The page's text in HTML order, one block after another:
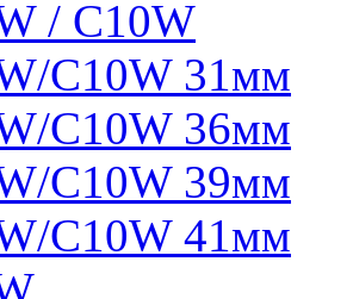
/ C10W
C10W 31мм
C10W 36мм
C10W 39мм
C10W 41мм